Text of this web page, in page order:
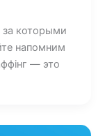
за которыми
напомним
— это